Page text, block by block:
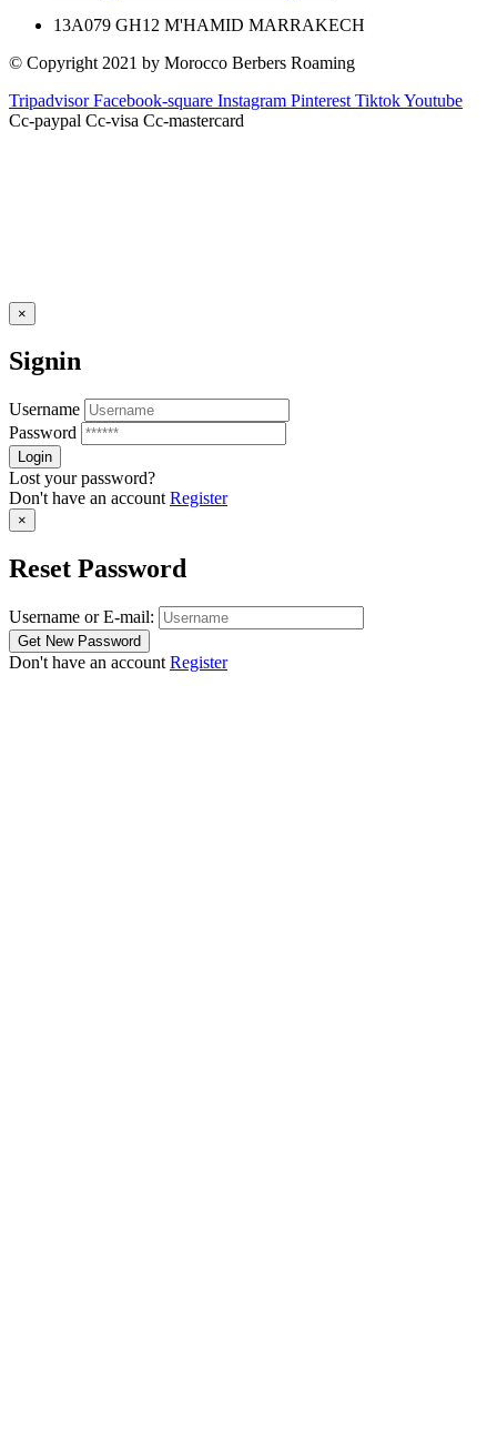
13A079 GH12 M'HAMID MARRAKECH
© Copyright 2021 by Morocco Berbers Roaming
Tripadvisor Facebook-square Instagram Pinterest TiktokYoutube
Cc-paypal Cc-visa Cc-mastercard
×
Signin
Username
Password
Lost your password?
Don't have an account Register
×
Reset Password
Username or E-mail:
Don't have an account Register